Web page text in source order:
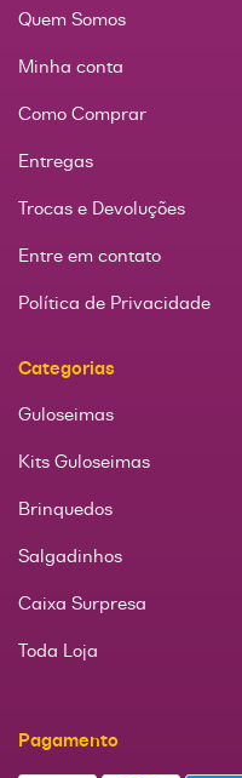
Quem Somos
Minha conta
Como Comprar
Entregas
Trocas e Devoluções
Entre em contato
Política de Privacidade
Categorias
Guloseimas
Kits Guloseimas
Brinquedos
Salgadinhos
Caixa Surpresa
Toda Loja
Pagamento